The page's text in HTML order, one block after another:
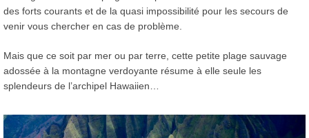
des forts courants et de la quasi impossibilité pour les secours de
venir vous chercher en cas de problème.
Mais que ce soit par mer ou par terre, cette petite plage sauvage
adossée à la montagne verdoyante résume à elle seule les
splendeurs de l’archipel Hawaiien…